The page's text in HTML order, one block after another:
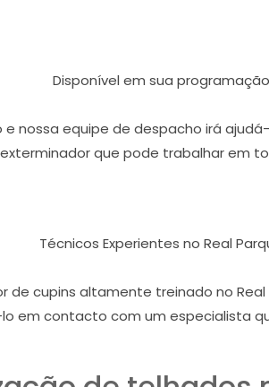
Disponível em sua programação
nossa equipe de despacho irá
que pode trabalhar em
Técnicos Experientes no Real
de cupins altamente treinado no
em contacto com um especialista